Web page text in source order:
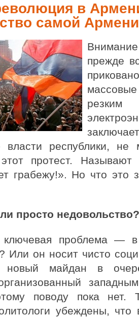
в
самой
прежде
массовые
власти республики, не
протест. Называют
грабежу!». Но что это
просто недовольство?
проблема — в
Или он носит чисто
майдан в
поводу пока нет.
убеждены,